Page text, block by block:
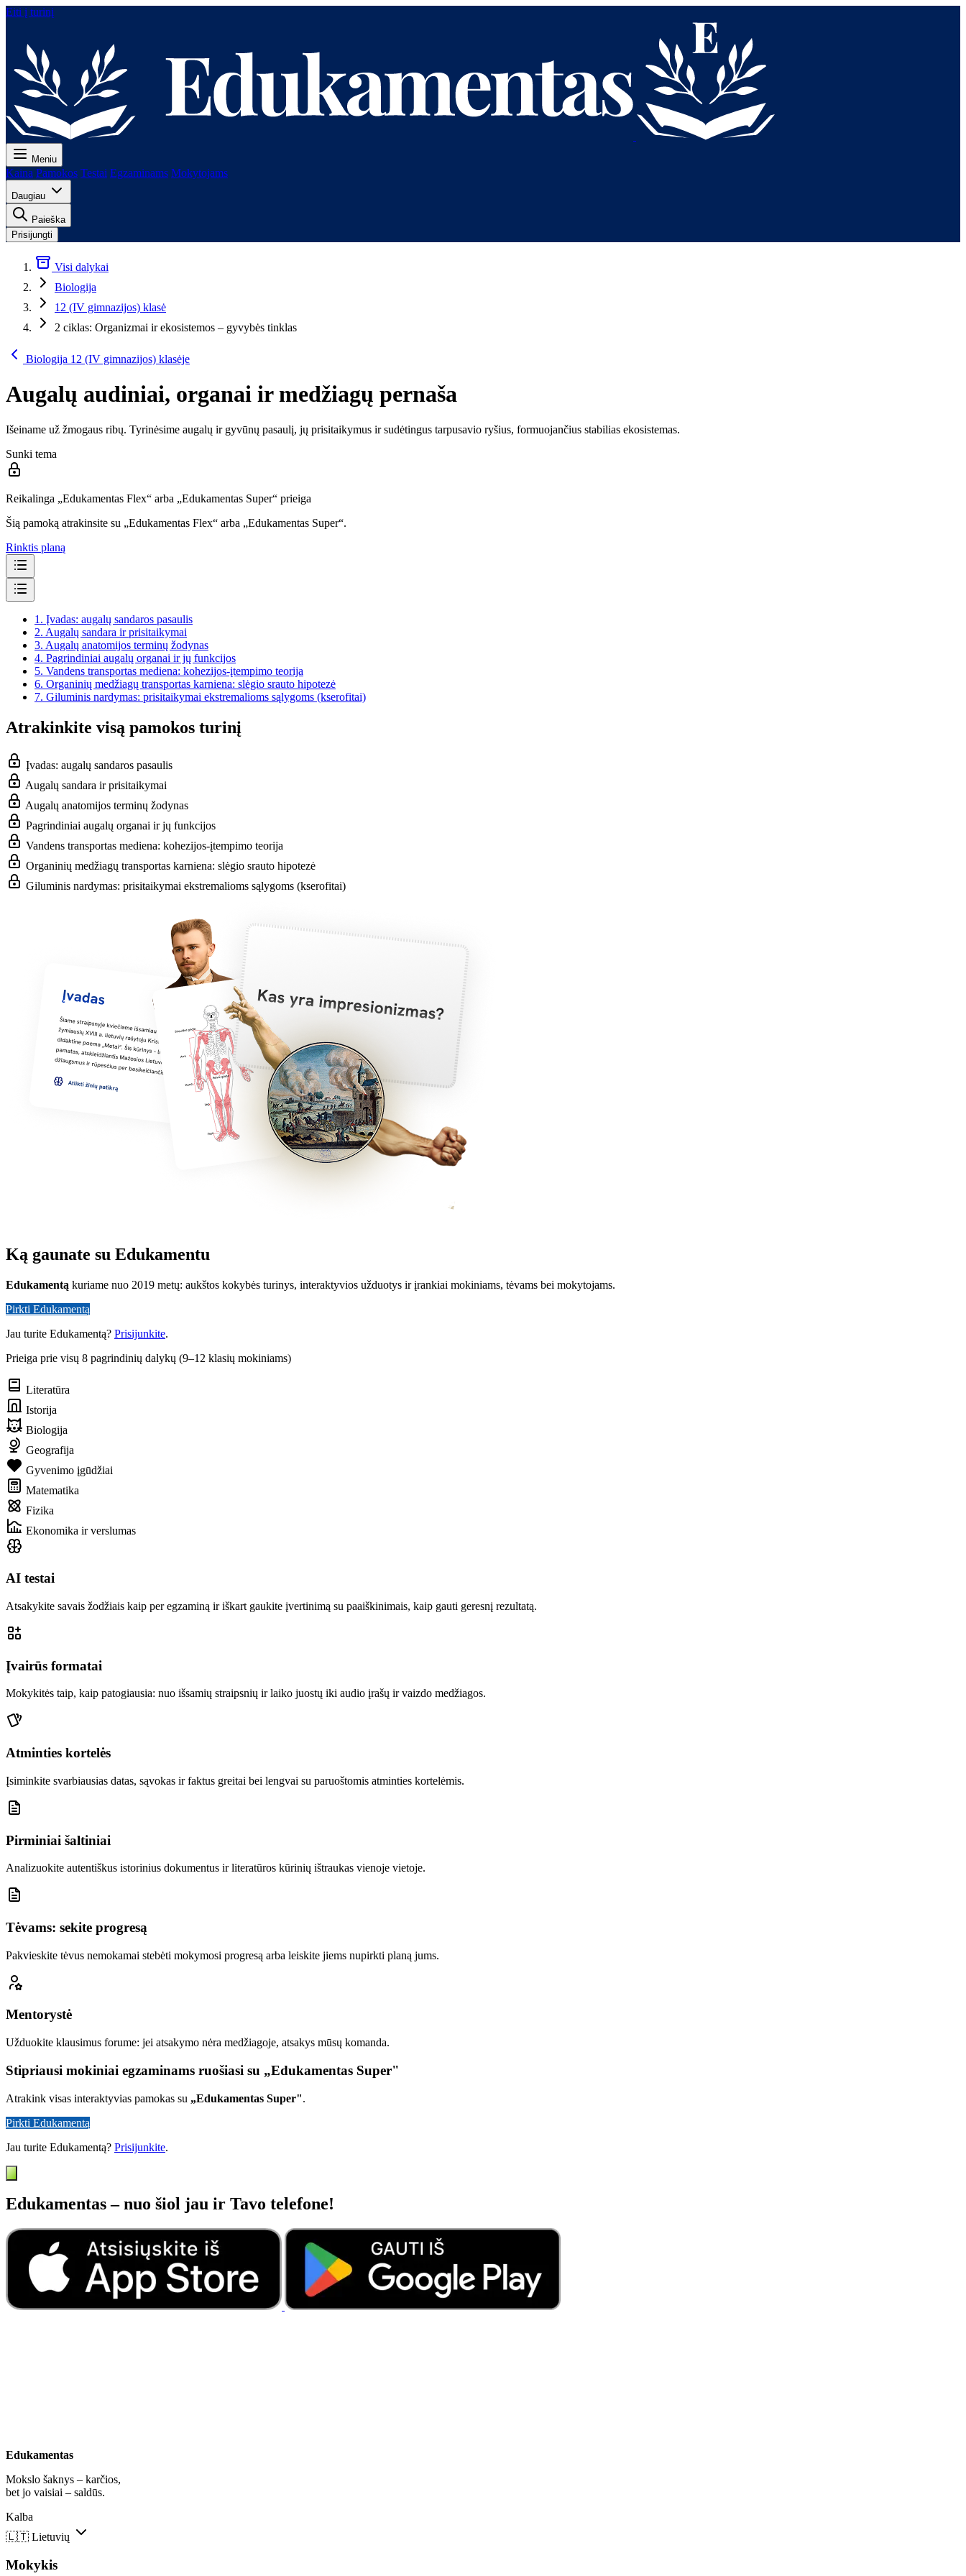
Eiti į turinį
Meniu
Kaina Pamokos Testai Egzaminams Mokytojams
Daugiau
Paieška
Prisijungti
Visi dalykai
Biologija
12 (IV gimnazijos) klasė
2 ciklas: Organizmai ir ekosistemos – gyvybės tinklas
Biologija 12 (IV gimnazijos) klasėje
Augalų audiniai, organai ir medžiagų pernaša
Išeiname už žmogaus ribų. Tyrinėsime augalų ir gyvūnų pasaulį, jų prisitaikymus ir sudėtingus tarpusavio ryšius, formuojančius stabilias ekosistemas.
Sunki tema
Reikalinga „Edukamentas Flex“ arba „Edukamentas Super“ prieiga
Šią pamoką atrakinsite su „Edukamentas Flex“ arba „Edukamentas Super“.
Rinktis planą
1. Įvadas: augalų sandaros pasaulis
2. Augalų sandara ir prisitaikymai
3. Augalų anatomijos terminų žodynas
4. Pagrindiniai augalų organai ir jų funkcijos
5. Vandens transportas mediena: kohezijos-įtempimo teorija
6. Organinių medžiagų transportas karniena: slėgio srauto hipotezė
7. Giluminis nardymas: prisitaikymai ekstremalioms sąlygoms (kserofitai)
Atrakinkite visą pamokos turinį
Įvadas: augalų sandaros pasaulis
Augalų sandara ir prisitaikymai
Augalų anatomijos terminų žodynas
Pagrindiniai augalų organai ir jų funkcijos
Vandens transportas mediena: kohezijos-įtempimo teorija
Organinių medžiagų transportas karniena: slėgio srauto hipotezė
Giluminis nardymas: prisitaikymai ekstremalioms sąlygoms (kserofitai)
Ką gaunate su Edukamentu
Edukamentą kuriame nuo 2019 metų: aukštos kokybės turinys, interaktyvios užduotys ir įrankiai mokiniams, tėvams bei mokytojams.
Pirkti Edukamentą
Jau turite Edukamentą? Prisijunkite.
Prieiga prie visų 8 pagrindinių dalykų (9–12 klasių mokiniams)
Literatūra
Istorija
Biologija
Geografija
Gyvenimo įgūdžiai
Matematika
Fizika
Ekonomika ir verslumas
AI testai
Atsakykite savais žodžiais kaip per egzaminą ir iškart gaukite įvertinimą su paaiškinimais, kaip gauti geresnį rezultatą.
Įvairūs formatai
Mokykitės taip, kaip patogiausia: nuo išsamių straipsnių ir laiko juostų iki audio įrašų ir vaizdo medžiagos.
Atminties kortelės
Įsiminkite svarbiausias datas, sąvokas ir faktus greitai bei lengvai su paruoštomis atminties kortelėmis.
Pirminiai šaltiniai
Analizuokite autentiškus istorinius dokumentus ir literatūros kūrinių ištraukas vienoje vietoje.
Tėvams: sekite progresą
Pakvieskite tėvus nemokamai stebėti mokymosi progresą arba leiskite jiems nupirkti planą jums.
Mentorystė
Užduokite klausimus forume: jei atsakymo nėra medžiagoje, atsakys mūsų komanda.
Stipriausi mokiniai egzaminams ruošiasi su „Edukamentas Super"
Atrakink visas interaktyvias pamokas su „Edukamentas Super".
Pirkti Edukamentą
Jau turite Edukamentą? Prisijunkite.
Edukamentas – nuo šiol jau ir Tavo telefone!
Edukamentas
Mokslo šaknys – karčios,
bet jo vaisiai – saldūs.
Kalba
🇱🇹 Lietuvių
Mokykis